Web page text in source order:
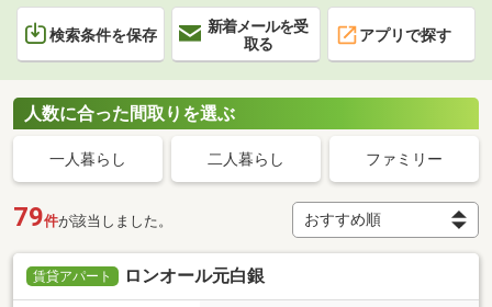
検索条件を保存
新着メールを受
取る
アプリで探す
人数に合った間取りを選ぶ
一人暮らし 二人暮らし ファミリー
79件が該当しました。
賃貸アパート ロンオール元白銀